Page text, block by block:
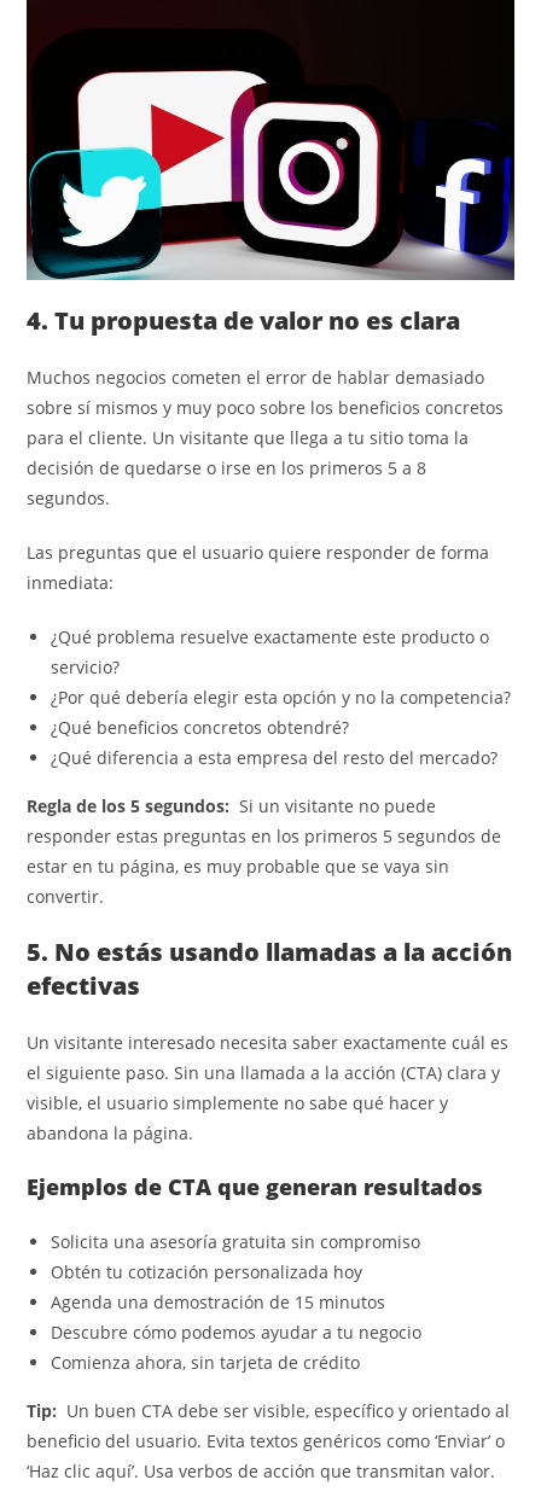
4. Tu propuesta de valor no es clara
Muchos negocios cometen el error de hablar demasiado
sobre sí mismos y muy poco sobre los beneficios concretos
para el cliente. Un visitante que llega a tu sitio toma la
decisión de quedarse o irse en los primeros 5 a 8
segundos.
Las preguntas que el usuario quiere responder de forma
inmediata:
¿Qué problema resuelve exactamente este producto o
servicio?
¿Por qué debería elegir esta opción y no la competencia?
¿Qué beneficios concretos obtendré?
¿Qué diferencia a esta empresa del resto del mercado?
Regla de los 5 segundos:Si un visitante no puede
responder estas preguntas en los primeros 5 segundos de
estar en tu página, es muy probable que se vaya sin
convertir.
5. No estás usando llamadas a la acción
efectivas
Un visitante interesado necesita saber exactamente cuál es
el siguiente paso. Sin una llamada a la acción (CTA) clara y
visible, el usuario simplemente no sabe qué hacer y
abandona la página.
Ejemplos de CTA que generan resultados
Solicita una asesoría gratuita sin compromiso
Obtén tu cotización personalizada hoy
Agenda una demostración de 15 minutos
Descubre cómo podemos ayudar a tu negocio
Comienza ahora, sin tarjeta de crédito
Tip: Un buen CTA debe ser visible, específico y orientado al
beneficio del usuario. Evita textos genéricos como ‘Enviar’ o
‘Haz clic aquí’. Usa verbos de acción que transmitan valor.